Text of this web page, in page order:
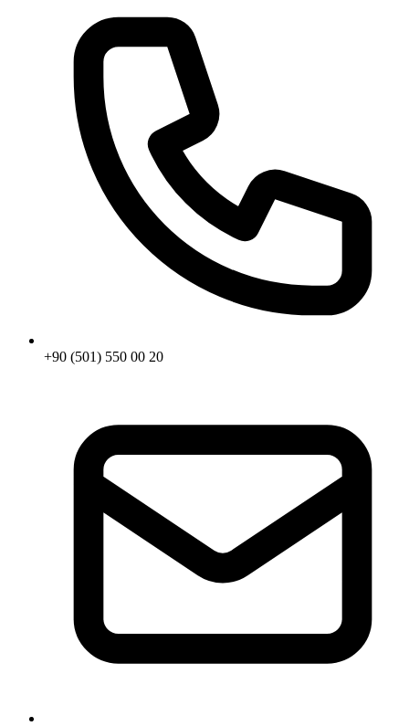
+90 (501) 550 00 20